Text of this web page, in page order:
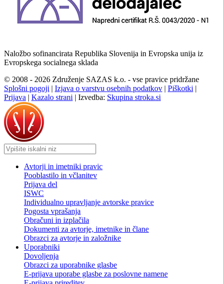
Naložbo sofinancirata Republika Slovenija in Evropska unija iz
Evropskega socialnega sklada
© 2008 - 2026 Združenje SAZAS k.o. - vse pravice pridržane
Splošni pogoji | Izjava o varstvu osebnih podatkov | Piškotki |
Prijava | Kazalo strani | Izvedba: Skupina stroka.si
Avtorji in imetniki pravic
Pooblastilo in včlanitev
Prijava del
ISWC
Individualno upravljanje avtorske pravice
Pogosta vprašanja
Obračuni in izplačila
Dokumenti za avtorje, imetnike in člane
Obrazci za avtorje in založnike
Uporabniki
Dovoljenja
Obrazci za uporabnike glasbe
E-prijava uporabe glasbe za poslovne namene